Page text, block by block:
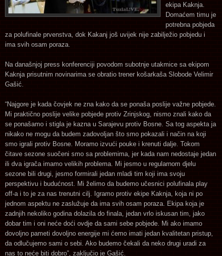
ekipa Kaknja.
Domaćem timu je
potrebna pobjeda
za polufinale prvenstva, dok Kakanj još uvijek nije zabilježio pobjedu i
ima svih osam poraza.
Na današnjoj press konferenciji povodom subotnje utakmice sa ekipom
Kaknja prisutnim novinarima se obratio trener košarkaša Slobode Velimir
Gašić.
“Najgore je kada čovjek ne zna kako da se ponaša poslije važne pobjede.
Mi praktično poslije velike pobjede protiv Zrinjskog, nismo znali kako da
se ponašamo i stigla je kazna u Sarajevu protiv Bosne. Sa tog aspekta ja
nikako ne mogu da budem zadovoljan što smo pokazali i način na koji
smo igrali protiv Bosne. Moramo izvući pouke i krenuti dalje. Tokom
čitave sezone suočeni smo sa problemima, jer kada nam nedostaje jedan
ili dva igrača imamo velikih problema. Mi jesmo u regularnom djelu
sezone bili drugi, jesmo formirali jedan mladi tim koji ima svoju
perspektivu i budućnost. Mi želimo da budemo učesnici polufinala play
off-a i to je za nas trenutni cilj. Igramo protiv ekipe Kaknja, koja ni po
jednom aspektu ne zaslužuje da ima svih osam poraza. Ekipa koja je
zadnjih nekoliko godina dolazila do finala, jedan vrlo iskusan tim, jako
dobar tim i oni neće doći ovdje da sami sebe pobjede. Mi ako imamo
dovoljno pameti dovoljno energije mi ćemo imati jedan kvalitetan pristup,
da odlučujemo sami o sebi. Ako budemo čekali da neko drugi uradi za
nas to neće biti dobro”, zaključio je Gašić.